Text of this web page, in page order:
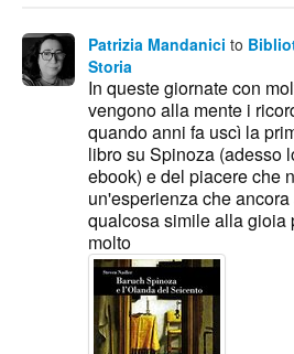
Patrizia Mandanici to
Storia
In queste giornate con
vengono alla mente i
quando anni fa uscì la
libro su Spinoza (adesso
ebook) e del piacere che
un'esperienza che
qualcosa simile alla gioia
molto